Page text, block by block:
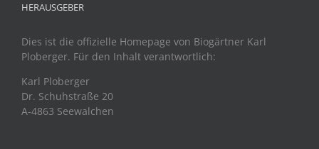
HERAUSGEBER
Dies ist die offizielle Homepage von Biogärtner Karl
Ploberger. Für den Inhalt verantwortlich:
Karl Ploberger
Dr. Schuhstraße 20
A-4863 Seewalchen